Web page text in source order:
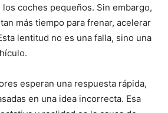
coches pequeños. Sin embargo,
más tiempo para frenar, acelerar
lentitud no es una falla, sino una
esperan una respuesta rápida,
en una idea incorrecta. Esa